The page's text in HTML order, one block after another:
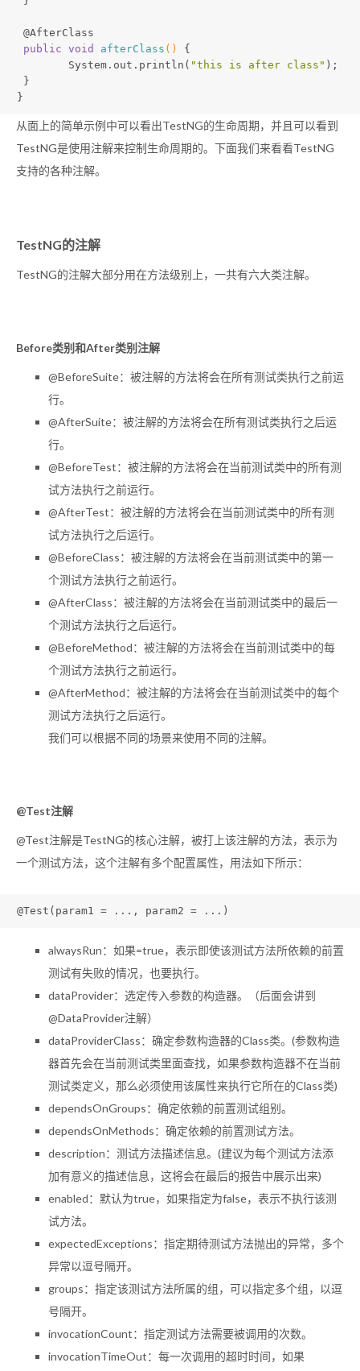
@AfterClass
public void afterClass ()
{
System.out.println( "this is after class" );
}
}
从面上的简单示例中可以看出TestNG的生命周期，并且可以看到
TestNG是使用注解来控制生命周期的。下面我们来看看TestNG
支持的各种注解。
TestNG的注解
TestNG的注解大部分用在方法级别上，一共有六大类注解。
Before类别和After类别注解
@BeforeSuite：被注解的方法将会在所有测试类执行之前运
行。
@AfterSuite：被注解的方法将会在所有测试类执行之后运
行。
@BeforeTest：被注解的方法将会在当前测试类中的所有测
试方法执行之前运行。
@AfterTest：被注解的方法将会在当前测试类中的所有测
试方法执行之后运行。
@BeforeClass：被注解的方法将会在当前测试类中的第一
个测试方法执行之前运行。
@AfterClass：被注解的方法将会在当前测试类中的最后一
个测试方法执行之后运行。
@BeforeMethod：被注解的方法将会在当前测试类中的每
个测试方法执行之前运行。
@AfterMethod：被注解的方法将会在当前测试类中的每个
测试方法执行之后运行。
我们可以根据不同的场景来使用不同的注解。
@Test注解
@Test注解是TestNG的核心注解，被打上该注解的方法，表示为
一个测试方法，这个注解有多个配置属性，用法如下所示：
@Test (param1 = ..., param2 = ...)
alwaysRun：如果=true，表示即使该测试方法所依赖的前置
测试有失败的情况，也要执行。
dataProvider：选定传入参数的构造器。（后面会讲到
@DataProvider注解）
dataProviderClass：确定参数构造器的Class类。(参数构造
器首先会在当前测试类里面查找，如果参数构造器不在当前
测试类定义，那么必须使用该属性来执行它所在的Class类)
dependsOnGroups：确定依赖的前置测试组别。
dependsOnMethods：确定依赖的前置测试方法。
description：测试方法描述信息。(建议为每个测试方法添
加有意义的描述信息，这将会在最后的报告中展示出来)
enabled：默认为true，如果指定为false，表示不执行该测
试方法。
expectedExceptions：指定期待测试方法抛出的异常，多个
异常以逗号隔开。
groups：指定该测试方法所属的组，可以指定多个组，以逗
号隔开。
invocationCount：指定测试方法需要被调用的次数。
invocationTimeOut：每一次调用的超时时间，如果